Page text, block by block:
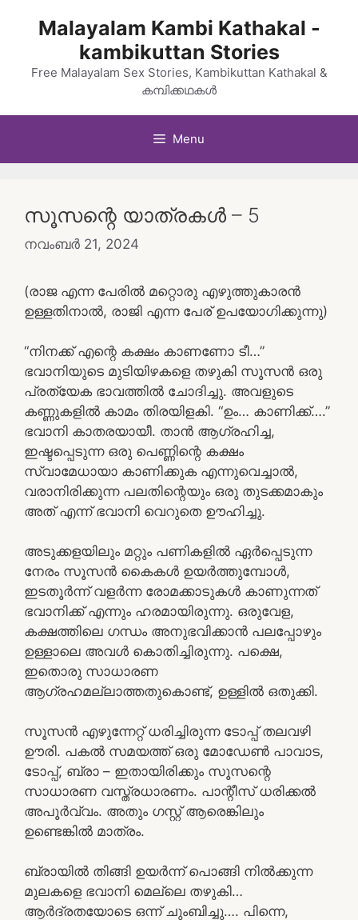
Malayalam Kambi Kathakal -
kambikuttan Stories
Free Malayalam Sex Stories, Kambikuttan Kathakal &
കമ്പിക്കഥകൾ
Menu
സൂസന്റെ യാത്രകൾ – 5
നവംബർ 21, 2024
(രാജ എന്ന പേരിൽ മറ്റൊരു എഴുത്തുകാരൻ
ഉള്ളതിനാൽ, രാജി എന്ന പേര് ഉപയോഗിക്കുന്നു)
“നിനക്ക് എന്റെ കക്ഷം കാണണോ ടീ…”
ഭവാനിയുടെ മുടിയിഴകളെ തഴുകി സൂസൻ ഒരു
പ്രത്യേക ഭാവത്തിൽ ചോദിച്ചു. അവളുടെ
കണ്ണുകളിൽ കാമം തിരയിളകി. “ഉം… കാണിക്ക്….”
ഭവാനി കാതരയായീ. താൻ ആഗ്രഹിച്ച,
ഇഷ്ടപ്പെടുന്ന ഒരു പെണ്ണിന്റെ കക്ഷം
സ്വാമേധായാ കാണിക്കുക എന്നുവെച്ചാൽ,
വരാനിരിക്കുന്ന പലതിന്റെയും ഒരു തുടക്കമാകും
അത് എന്ന് ഭവാനി വെറുതെ ഊഹിച്ചു.
അടുക്കളയിലും മറ്റും പണികളിൽ ഏർപ്പെടുന്ന
നേരം സൂസൻ കൈകൾ ഉയർത്തുമ്പോൾ,
ഇടതൂർന്ന് വളർന്ന രോമക്കാടുകൾ കാണുന്നത്
ഭവാനിക്ക് എന്നും ഹരമായിരുന്നു. ഒരുവേള,
കക്ഷത്തിലെ ഗന്ധം അനുഭവിക്കാൻ പലപ്പോഴും
ഉള്ളാലെ അവൾ കൊതിച്ചിരുന്നു. പക്ഷെ,
ഇതൊരു സാധാരണ
ആഗ്രഹമല്ലാത്തതുകൊണ്ട്, ഉള്ളിൽ ഒതുക്കി.
സൂസൻ എഴുന്നേറ്റ് ധരിച്ചിരുന്ന ടോപ്പ് തലവഴി
ഊരി. പകൽ സമയത്ത് ഒരു മോഡേൺ പാവാട,
ടോപ്പ്, ബ്രാ – ഇതായിരിക്കും സൂസന്റെ
സാധാരണ വസ്ത്രധാരണം. പാന്റീസ് ധരിക്കൽ
അപൂർവ്വം. അതും ഗസ്റ്റ് ആരെങ്കിലും
ഉണ്ടെങ്കിൽ മാത്രം.
ബ്രായിൽ തിങ്ങി ഉയർന്ന് പൊങ്ങി നിൽക്കുന്ന
മുലകളെ ഭവാനി മെല്ലെ തഴുകി…
ആർദ്രതയോടെ ഒന്ന് ചുംബിച്ചു…. പിന്നെ,